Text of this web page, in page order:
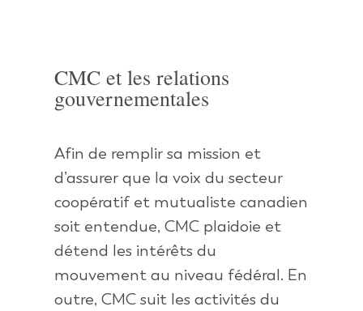
CMC et les relations
gouvernementales
Afin de remplir sa mission et
d’assurer que la voix du secteur
coopératif et mutualiste canadien
soit entendue, CMC plaidoie et
détend les intérêts du
mouvement au niveau fédéral. En
outre, CMC suit les activités du